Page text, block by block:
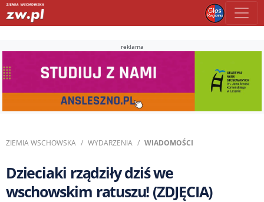
reklama
ZIEMIA WSCHOWSKA WYDARZENIA WIADOMOŚCI
Dzieciaki rządziły dziś we
wschowskim ratuszu! (ZDJĘCIA)